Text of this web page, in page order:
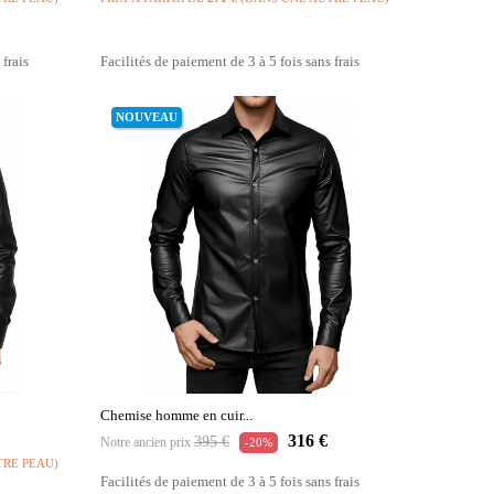
frais Facilités de paiement de 3 à 5 fois sans frais
PEAU)
NOUVEAU
Chemise homme en cuir...
Notre ancien prix Prix
395 € -20% Prix
316 €
Facilités de paiement de 3 à 5 fois sans frais